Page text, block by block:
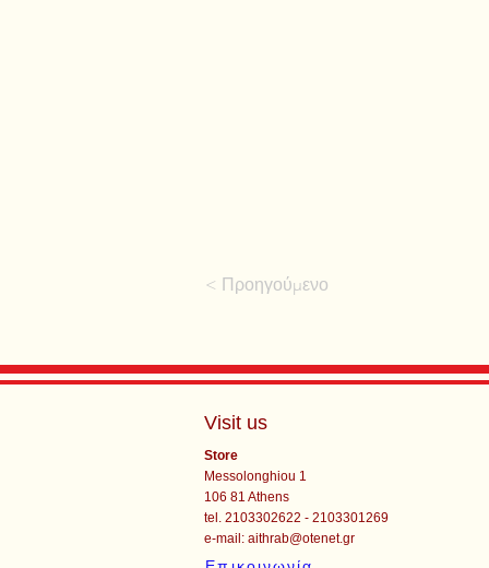
< Προηγούμενο
Visit us
Store
Messolonghiou 1
106 81 Athens
tel. 2103302622 - 2103301269
e-mail:aithrab@otenet.gr